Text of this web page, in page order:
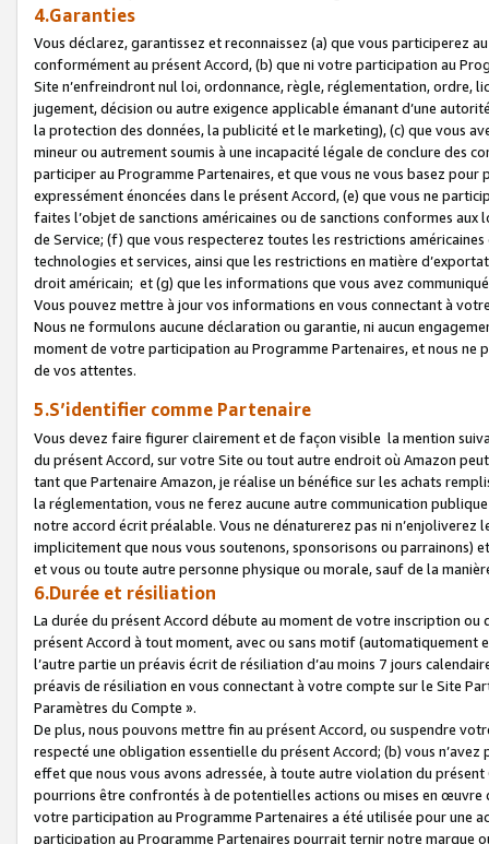
4.Garanties
Vous déclarez, garantissez et reconnaissez (a) que vous participerez
conformément au présent Accord, (b) que ni votre participation au
Site n’enfreindront nul loi, ordonnance, règle, réglementation, ordre,
jugement, décision ou autre exigence applicable émanant d’une
la protection des données, la publicité et le marketing), (c) que vous
mineur ou autrement soumis à une incapacité légale de conclure des
participer au Programme Partenaires, et que vous ne vous basez
expressément énoncées dans le présent Accord, (e) que vous ne
faites l’objet de sanctions américaines ou de sanctions conformes
de Service; (f) que vous respecterez toutes les restrictions
technologies et services, ainsi que les restrictions en matière
droit américain; et (g) que les informations que vous avez
Vous pouvez mettre à jour vos informations en vous connectant à
Nous ne formulons aucune déclaration ou garantie, ni aucun
moment de votre participation au Programme Partenaires, et nous
de vos attentes.
5.S’identifier comme Partenaire
Vous devez faire figurer clairement et de façon visible la mention
du présent Accord, sur votre Site ou tout autre endroit où Amazon
tant que Partenaire Amazon, je réalise un bénéfice sur les achats
la réglementation, vous ne ferez aucune autre communication
notre accord écrit préalable. Vous ne dénaturerez pas ni
implicitement que nous vous soutenons, sponsorisons ou parrainons)
et vous ou toute autre personne physique ou morale, sauf de la
6.Durée et résiliation
La durée du présent Accord débute au moment de votre inscription
présent Accord à tout moment, avec ou sans motif (automatiquement
l’autre partie un préavis écrit de résiliation d’au moins 7 jours
préavis de résiliation en vous connectant à votre compte sur le Site
Paramètres du Compte ».
De plus, nous pouvons mettre fin au présent Accord, ou suspendre
respecté une obligation essentielle du présent Accord; (b) vous
effet que nous vous avons adressée, à toute autre violation du
pourrions être confrontés à de potentielles actions ou mises en
votre participation au Programme Partenaires a été utilisée pour une
participation au Programme Partenaires pourrait ternir notre marque